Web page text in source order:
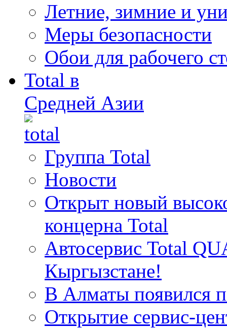
Летние, зимние и
Меры безопасности
Обои для рабочего
Total в
Средней Азии
Группа Total
Новости
Открыт новый
концерна Total
Автосервис Total
Кыргызстане!
В Алматы появился
Открытие сервис-